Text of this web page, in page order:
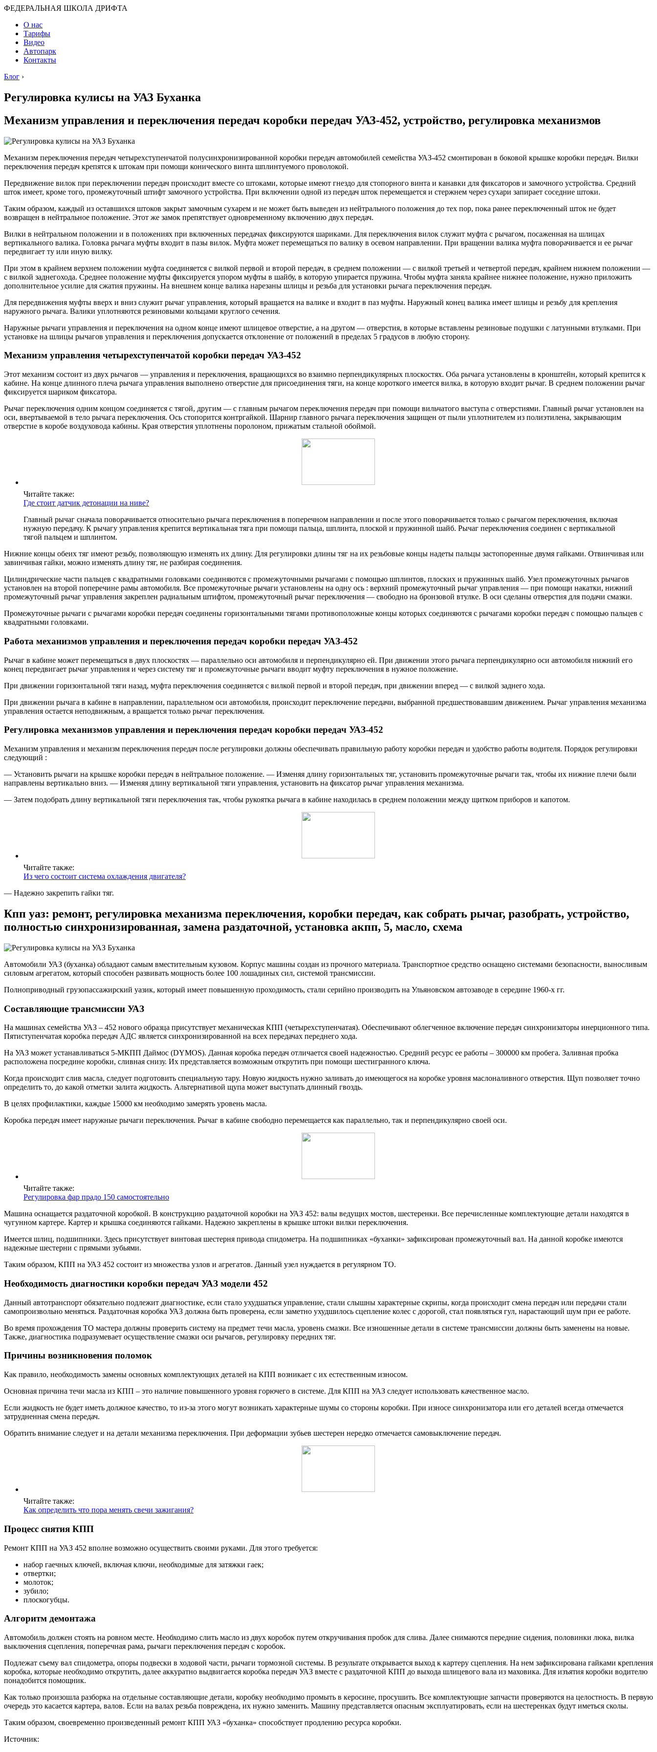
ФЕДЕРАЛЬНАЯ ШКОЛА ДРИФТА
О нас
Тарифы
Видео
Автопарк
Контакты
Блог ›
Регулировка кулисы на УАЗ Буханка
Механизм управления и переключения передач коробки передач УАЗ-452, устройство, регулировка механизмов
Механизм переключения передач четырехступенчатой полусинхронизированной коробки передач автомобилей семейства УАЗ-452 смонтирован в боковой крышке коробки передач. Вилки
переключения передач крепятся к штокам при помощи конического винта шплинтуемого проволокой.
Передвижение вилок при переключении передач происходит вместе со штоками, которые имеют гнездо для стопорного винта и канавки для фиксаторов и замочного устройства. Средний
шток имеет, кроме того, промежуточный штифт замочного устройства. При включении одной из передач шток перемещается и стержнем через сухари запирает соседние штоки.
Таким образом, каждый из оставшихся штоков закрыт замочным сухарем и не может быть выведен из нейтрального положения до тех пор, пока ранее переключенный шток не будет
возвращен в нейтральное положение. Этот же замок препятствует одновременному включению двух передач.
Вилки в нейтральном положении и в положениях при включенных передачах фиксируются шариками. Для переключения вилок служит муфта с рычагом, посаженная на шлицах
вертикального валика. Головка рычага муфты входит в пазы вилок. Муфта может перемещаться по валику в осевом направлении. При вращении валика муфта поворачивается и ее рычаг
передвигает ту или иную вилку.
При этом в крайнем верхнем положении муфта соединяется с вилкой первой и второй передач, в среднем положении — с вилкой третьей и четвертой передач, крайнем нижнем положении —
с вилкой заднегохода. Среднее положение муфты фиксируется упором муфты в шайбу, в которую упирается пружина. Чтобы муфта заняла крайнее нижнее положение, нужно приложить
дополнительное усилие для сжатия пружины. На внешнем конце валика нарезаны шлицы и резьба для установки рычага переключения передач.
Для передвижения муфты вверх и вниз служит рычаг управления, который вращается на валике и входит в паз муфты. Наружный конец валика имеет шлицы и резьбу для крепления
наружного рычага. Валики уплотняются резиновыми кольцами круглого сечения.
Наружные рычаги управления и переключения на одном конце имеют шлицевое отверстие, а на другом — отверстия, в которые вставлены резиновые подушки с латунными втулками. При
установке на шлицы рычагов управления и переключения допускается отклонение от положений в пределах 5 градусов в любую сторону.
Механизм управления четырехступенчатой коробки передач УАЗ-452
Этот механизм состоит из двух рычагов — управления и переключения, вращающихся во взаимно перпендикулярных плоскостях. Оба рычага установлены в кронштейн, который крепится к
кабине. На конце длинного плеча рычага управления выполнено отверстие для присоединения тяги, на конце короткого имеется вилка, в которую входит рычаг. В среднем положении рычаг
фиксируется шариком фиксатора.
Рычаг переключения одним концом соединяется с тягой, другим — с главным рычагом переключения передач при помощи вильчатого выступа с отверстиями. Главный рычаг установлен на
оси, ввертываемой в тело рычага переключения. Ось стопорится контргайкой. Шарнир главного рычага переключения защищен от пыли уплотнителем из полиэтилена, закрывающим
отверстие в коробе воздуховода кабины. Края отверстия уплотнены поролоном, прижатым стальной обоймой.
Читайте также:
Где стоит датчик детонации на ниве?
Главный рычаг сначала поворачивается относительно рычага переключения в поперечном направлении и после этого поворачивается только с рычагом переключения, включая
нужную передачу. К рычагу управления крепится вертикальная тяга при помощи пальца, шплинта, плоской и пружинной шайб. Рычаг переключения соединен с вертикальной
тягой пальцем и шплинтом.
Нижние концы обеих тяг имеют резьбу, позволяющую изменять их длину. Для регулировки длины тяг на их резьбовые концы надеты пальцы застопоренные двумя гайками. Отвинчивая или
завинчивая гайки, можно изменять длину тяг, не разбирая соединения.
Цилиндрические части пальцев с квадратными головками соединяются с промежуточными рычагами с помощью шплинтов, плоских и пружинных шайб. Узел промежуточных рычагов
установлен на второй поперечине рамы автомобиля. Все промежуточные рычаги установлены на одну ось : верхний промежуточный рычаг управления — при помощи накатки, нижний
промежуточный рычаг управления закреплен радиальным штифтом, промежуточный рычаг переключения — свободно на бронзовой втулке. В оси сделаны отверстия для подачи смазки.
Промежуточные рычаги с рычагами коробки передач соединены горизонтальными тягами противоположные концы которых соединяются с рычагами коробки передач с помощью пальцев с
квадратными головками.
Работа механизмов управления и переключения передач коробки передач УАЗ-452
Рычаг в кабине может перемещаться в двух плоскостях — параллельно оси автомобиля и перпендикулярно ей. При движении этого рычага перпендикулярно оси автомобиля нижний его
конец передвигает рычаг управления и через систему тяг и промежуточные рычаги вводит муфту переключения в нужное положение.
При движении горизонтальной тяги назад, муфта переключения соединяется с вилкой первой и второй передач, при движении вперед — с вилкой заднего хода.
При движении рычага в кабине в направлении, параллельном оси автомобиля, происходит переключение передачи, выбранной предшествовавшим движением. Рычаг управления механизма
управления остается неподвижным, а вращается только рычаг переключения.
Регулировка механизмов управления и переключения передач коробки передач УАЗ-452
Механизм управления и механизм переключения передач после регулировки должны обеспечивать правильную работу коробки передач и удобство работы водителя. Порядок регулировки
следующий :
— Установить рычаги на крышке коробки передач в нейтральное положение. — Изменяя длину горизонтальных тяг, установить промежуточные рычаги так, чтобы их нижние плечи были
направлены вертикально вниз. — Изменяя длину вертикальной тяги управления, установить на фиксатор рычаг управления механизма.
— Затем подобрать длину вертикальной тяги переключения так, чтобы рукоятка рычага в кабине находилась в среднем положении между щитком приборов и капотом.
Читайте также:
Из чего состоит система охлаждения двигателя?
— Надежно закрепить гайки тяг.
Кпп уаз: ремонт, регулировка механизма переключения, коробки передач, как собрать рычаг, разобрать, устройство,
полностью синхронизированная, замена раздаточной, установка акпп, 5, масло, схема
Автомобили УАЗ (буханка) обладают самым вместительным кузовом. Корпус машины создан из прочного материала. Транспортное средство оснащено системами безопасности, выносливым
силовым агрегатом, который способен развивать мощность более 100 лошадиных сил, системой трансмиссии.
Полноприводный грузопассажирский уазик, который имеет повышенную проходимость, стали серийно производить на Ульяновском автозаводе в середине 1960-х гг.
Составляющие трансмиссии УАЗ
На машинах семейства УАЗ – 452 нового образца присутствует механическая КПП (четырехступенчатая). Обеспечивают облегченное включение передач синхронизаторы инерционного типа.
Пятиступенчатая коробка передач АДС является синхронизированной на всех передачах переднего хода.
На УАЗ может устанавливаться 5-МКПП Даймос (DYMOS). Данная коробка передач отличается своей надежностью. Средний ресурс ее работы – 300000 км пробега. Заливная пробка
расположена посредине коробки, сливная снизу. Их представляется возможным открутить при помощи шестигранного ключа.
Когда происходит слив масла, следует подготовить специальную тару. Новую жидкость нужно заливать до имеющегося на коробке уровня маслоналивного отверстия. Щуп позволяет точно
определить то, до какой отметки залита жидкость. Альтернативой щупа может выступать длинный гвоздь.
В целях профилактики, каждые 15000 км необходимо замерять уровень масла.
Коробка передач имеет наружные рычаги переключения. Рычаг в кабине свободно перемещается как параллельно, так и перпендикулярно своей оси.
Читайте также:
Регулировка фар прадо 150 самостоятельно
Машина оснащается раздаточной коробкой. В конструкцию раздаточной коробки на УАЗ 452: валы ведущих мостов, шестеренки. Все перечисленные комплектующие детали находятся в
чугунном картере. Картер и крышка соединяются гайками. Надежно закреплены в крышке штоки вилки переключения.
Имеется шлиц, подшипники. Здесь присутствует винтовая шестерня привода спидометра. На подшипниках «буханки» зафиксирован промежуточный вал. На данной коробке имеются
надежные шестерни с прямыми зубьями.
Таким образом, КПП на УАЗ 452 состоит из множества узлов и агрегатов. Данный узел нуждается в регулярном ТО.
Необходимость диагностики коробки передач УАЗ модели 452
Данный автотранспорт обязательно подлежит диагностике, если стало ухудшаться управление, стали слышны характерные скрипы, когда происходит смена передач или передачи стали
самопроизвольно меняться. Раздаточная коробка УАЗ должна быть проверена, если заметно ухудшилось сцепление колес с дорогой, стал появляться гул, нарастающий шум при ее работе.
Во время прохождения ТО мастера должны проверить систему на предмет течи масла, уровень смазки. Все изношенные детали в системе трансмиссии должны быть заменены на новые.
Также, диагностика подразумевает осуществление смазки оси рычагов, регулировку передних тяг.
Причины возникновения поломок
Как правило, необходимость замены основных комплектующих деталей на КПП возникает с их естественным износом.
Основная причина течи масла из КПП – это наличие повышенного уровня горючего в системе. Для КПП на УАЗ следует использовать качественное масло.
Если жидкость не будет иметь должное качество, то из-за этого могут возникать характерные шумы со стороны коробки. При износе синхронизатора или его деталей всегда отмечается
затрудненная смена передач.
Обратить внимание следует и на детали механизма переключения. При деформации зубьев шестерен нередко отмечается самовыключение передач.
Читайте также:
Как определить что пора менять свечи зажигания?
Процесс снятия КПП
Ремонт КПП на УАЗ 452 вполне возможно осуществить своими руками. Для этого требуется:
набор гаечных ключей, включая ключи, необходимые для затяжки гаек;
отвертки;
молоток;
зубило;
плоскогубцы.
Алгоритм демонтажа
Автомобиль должен стоять на ровном месте. Необходимо слить масло из двух коробок путем откручивания пробок для слива. Далее снимаются передние сидения, половинки люка, вилка
выключения сцепления, поперечная рама, рычаги переключения передач с коробок.
Подлежат съему вал спидометра, опоры подвески в ходовой части, рычаги тормозной системы. В результате открывается выход к картеру сцепления. На нем зафиксирована гайками крепления
коробка, которые необходимо открутить, далее аккуратно выдвигается коробка передач УАЗ вместе с раздаточной КПП до выхода шлицевого вала из маховика. Для изъятия коробки водителю
понадобится помощник.
Как только произошла разборка на отдельные составляющие детали, коробку необходимо промыть в керосине, просушить. Все комплектующие запчасти проверяются на целостность. В первую
очередь это касается картера, валов. Если на валах резьба повреждена, их нужно заменить. Машину представляется опасным эксплуатировать, если на шестеренках будут иметься сколы.
Таким образом, своевременно произведенный ремонт КПП УАЗ «буханка» способствует продлению ресурса коробки.
Источник: